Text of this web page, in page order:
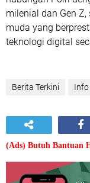
milenial dan Gen
muda yang
teknologi digital
Berita Terkini Info
(Ads) Butuh Bantuan